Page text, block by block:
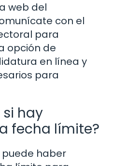
web del
con el
para
opción de
en línea y
para
si hay
fecha límite?
puede haber